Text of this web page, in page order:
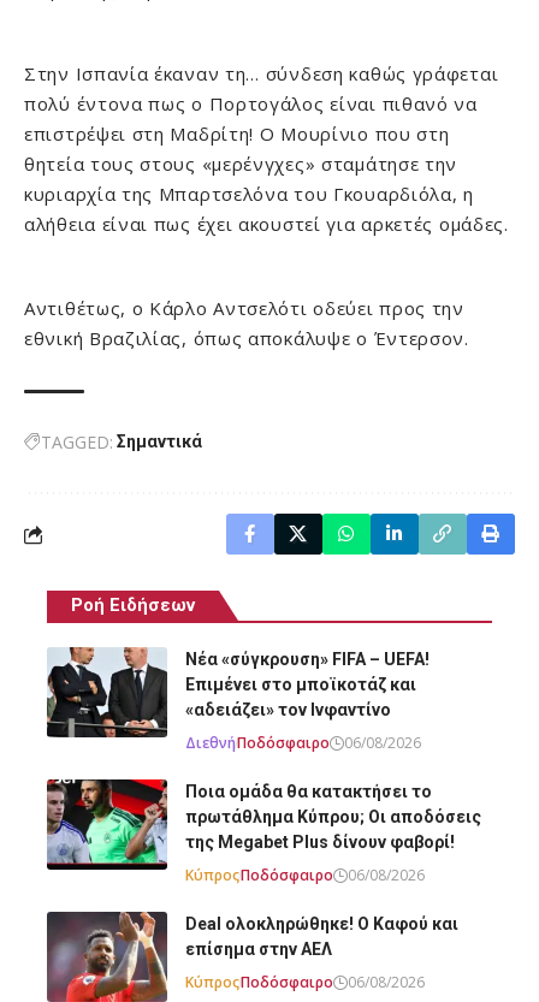
Στην Ισπανία έκαναν τη… σύνδεση καθώς γράφεται
πολύ έντονα πως ο Πορτογάλος είναι πιθανό να
επιστρέψει στη Μαδρίτη! Ο Μουρίνιο που στη
θητεία τους στους «μερένγχες» σταμάτησε την
κυριαρχία της Μπαρτσελόνα του Γκουαρδιόλα, η
αλήθεια είναι πως έχει ακουστεί για αρκετές ομάδες.
Αντιθέτως, ο Κάρλο Αντσελότι οδεύει προς την
εθνική Βραζιλίας, όπως αποκάλυψε ο Έντερσον.
TAGGED: Σημαντικά
Ροή Ειδήσεων
Νέα «σύγκρουση» FIFA – UEFA!
Επιμένει στο μποϊκοτάζ και
«αδειάζει» τον Ινφαντίνο
ΔιεθνήΠοδόσφαιρο 06/08/2026
Ποια ομάδα θα κατακτήσει το
πρωτάθλημα Κύπρου; Οι αποδόσεις
της Megabet Plus δίνουν φαβορί!
ΚύπροςΠοδόσφαιρο 06/08/2026
Deal ολοκληρώθηκε! Ο Καφού και
επίσημα στην ΑΕΛ
ΚύπροςΠοδόσφαιρο 06/08/2026